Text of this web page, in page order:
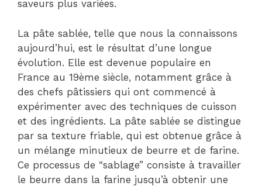
saveurs plus variées.
La pâte sablée, telle que nous la connaissons
aujourd’hui, est le résultat d’une longue
évolution. Elle est devenue populaire en
France au 19ème siècle, notamment grâce à
des chefs pâtissiers qui ont commencé à
expérimenter avec des techniques de cuisson
et des ingrédients. La pâte sablée se distingue
par sa texture friable, qui est obtenue grâce à
un mélange minutieux de beurre et de farine.
Ce processus de “sablage” consiste à travailler
le beurre dans la farine jusqu’à obtenir une